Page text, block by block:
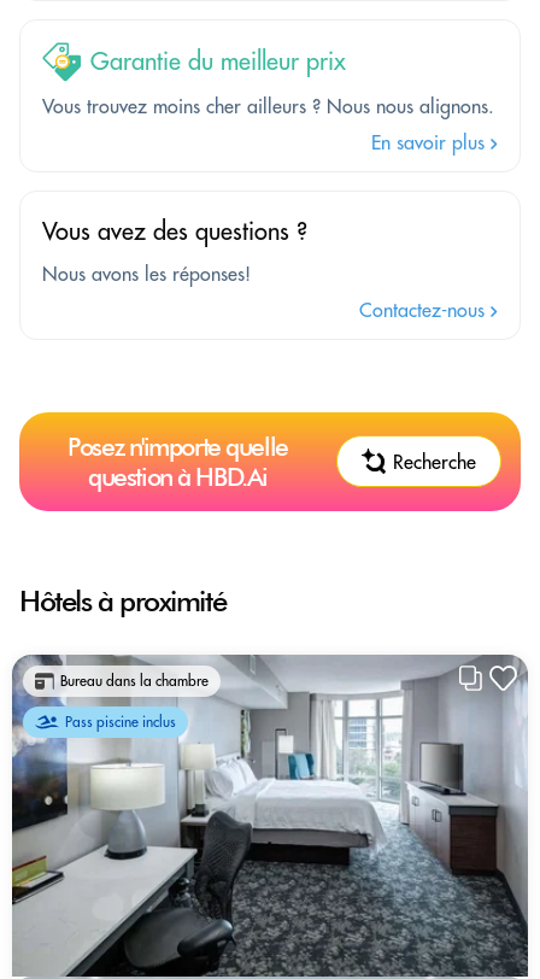
Garantie du meilleur prix
Vous trouvez moins cher ailleurs ? Nous nous alignons.
En savoir plus
Vous avez des questions ?
Nous avons les réponses!
Contactez-nous
Posez n'importe quelle
question à HBD.Ai
Recherche
Hôtels à proximité
Bureau dans la chambre
Pass piscine inclus